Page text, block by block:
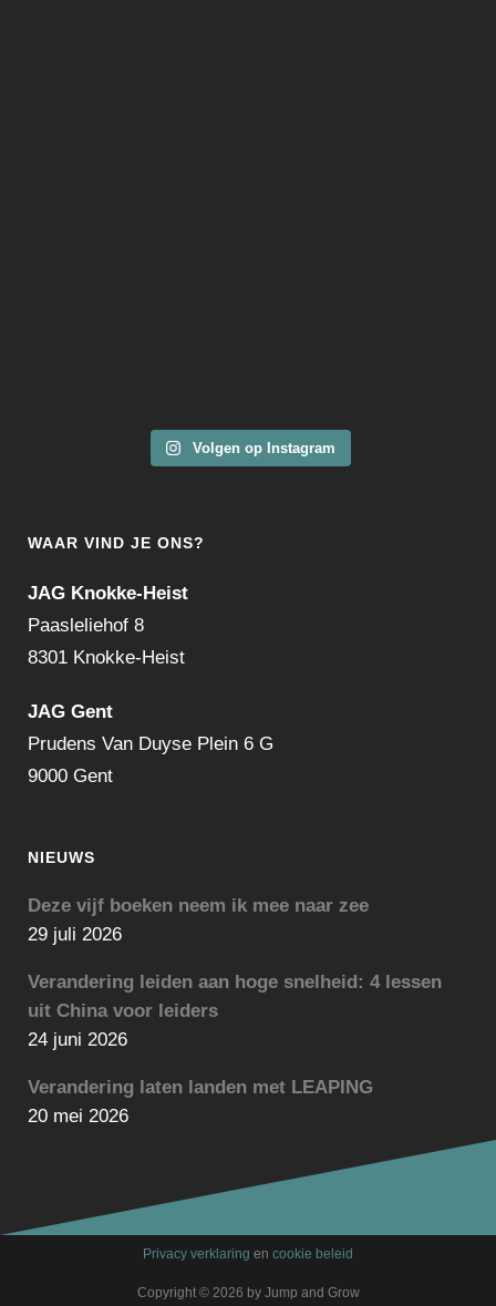
Volgen op Instagram
WAAR VIND JE ONS?
JAG Knokke-Heist
Paasleliehof 8
8301 Knokke-Heist
JAG Gent
Prudens Van Duyse Plein 6 G
9000 Gent
NIEUWS
Deze vijf boeken neem ik mee naar zee
29 juli 2026
Verandering leiden aan hoge snelheid: 4 lessen
uit China voor leiders
24 juni 2026
Verandering laten landen met LEAPING
20 mei 2026
Privacy verklaring en cookie beleid
Copyright © 2026 by Jump and Grow